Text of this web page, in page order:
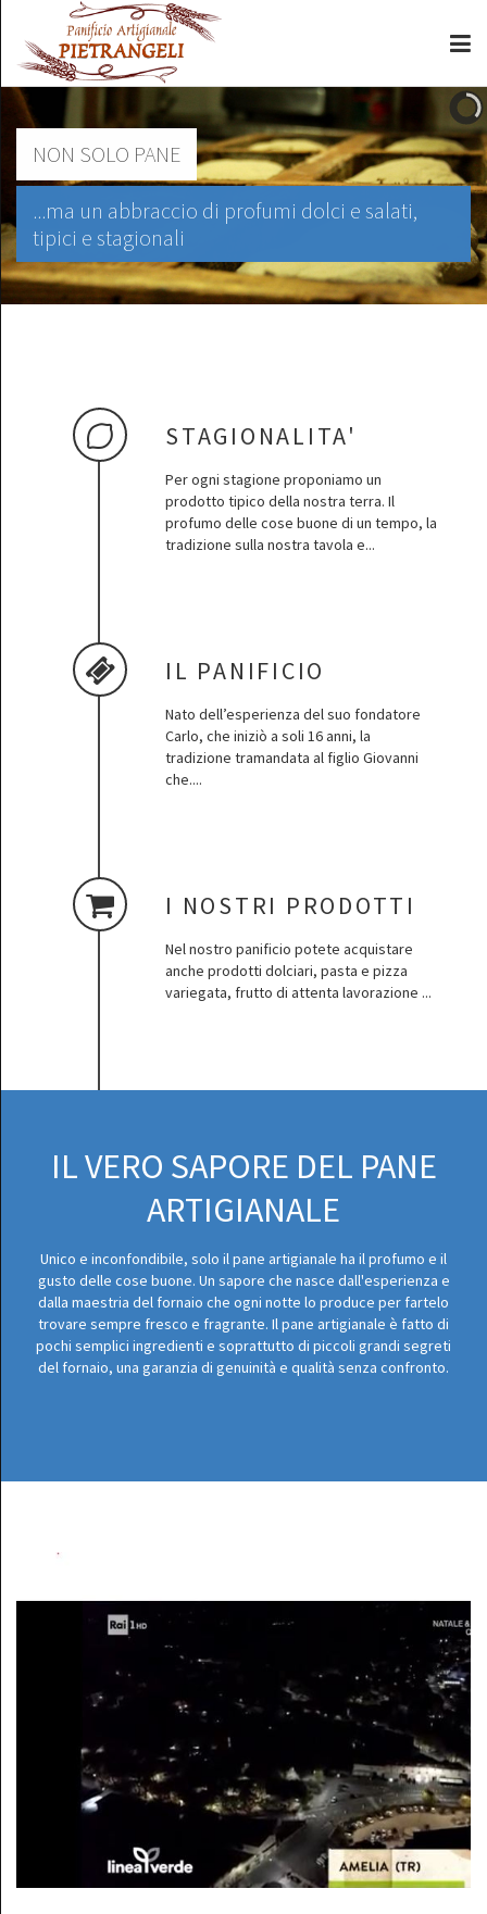
NON SOLO PANE
...ma un abbraccio di profumi dolci e salati,
tipici e stagionali
STAGIONALITA'
Per ogni stagione proponiamo un
prodotto tipico della nostra terra. Il
profumo delle cose buone di un tempo, la
tradizione sulla nostra tavola e...
IL PANIFICIO
Nato dell’esperienza del suo fondatore
Carlo, che iniziò a soli 16 anni, la
tradizione tramandata al figlio Giovanni
che....
I NOSTRI PRODOTTI
Nel nostro panificio potete acquistare
anche prodotti dolciari, pasta e pizza
variegata, frutto di attenta lavorazione ...
IL VERO SAPORE DEL PANE
ARTIGIANALE
Unico e inconfondibile, solo il pane artigianale ha il profumo e il
gusto delle cose buone. Un sapore che nasce dall'esperienza e
dalla maestria del fornaio che ogni notte lo produce per fartelo
trovare sempre fresco e fragrante. Il pane artigianale è fatto di
pochi semplici ingredienti e soprattutto di piccoli grandi segreti
del fornaio, una garanzia di genuinità e qualità senza confronto.